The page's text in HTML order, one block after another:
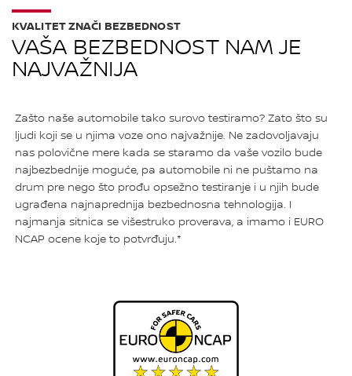
VAŠA BEZBEDNOST NAM JE
NAJVAŽNIJA
KVALITET ZNAČI BEZBEDNOST
Zašto naše automobile tako surovo testiramo? Zato što su
ljudi koji se u njima voze ono najvažnije. Ne zadovoljavaju
nas polovične mere kada se staramo da vaše vozilo bude
najbezbednije moguće, pa automobile ni ne puštamo na
drum pre nego što prođu opsežno testiranje i u njih bude
ugrađena najnaprednija bezbednosna tehnologija. I
najmanja sitnica se višestruko proverava, a imamo i EURO
NCAP ocene koje to potvrđuju.*